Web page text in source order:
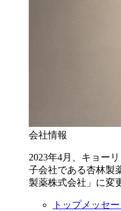
会社情報
2023年4月、キョー
子会社である杏林製
製薬株式会社」に変
トップメッセ